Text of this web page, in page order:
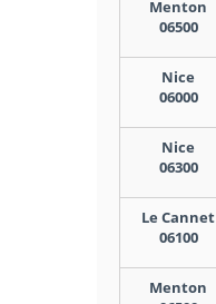
Menton
06500
Nice
06000
Nice
06300
Le Cannet
06100
Menton